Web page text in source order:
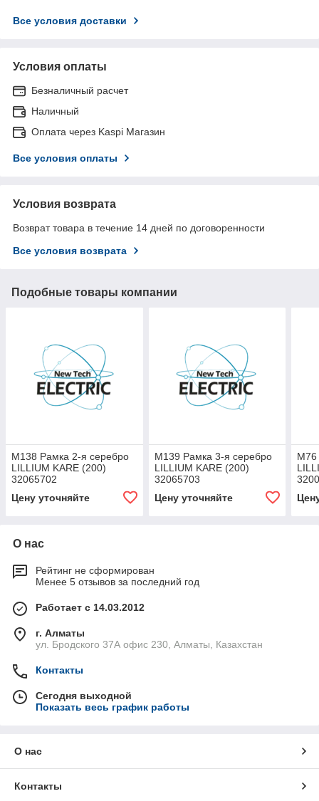
Все условия доставки
Условия оплаты
Безналичный расчет
Наличный
Оплата через Kaspi Магазин
Все условия оплаты
Условия возврата
Возврат товара в течение 14 дней по договоренности
Все условия возврата
Подобные товары компании
М138 Рамка 2-я серебро
LILLIUM KARE (200)
32065702
Цену уточняйте
М139 Рамка 3-я серебро
LILLIUM KARE (200)
32065703
Цену уточняйте
М76
О нас
Рейтинг не сформирован
Менее 5 отзывов за последний год
Работает с 14.03.2012
г. Алматы
ул. Бродского 37А офис 230, Алматы, Казахстан
Контакты
Сегодня выходной
Показать весь график работы
О нас
Контакты